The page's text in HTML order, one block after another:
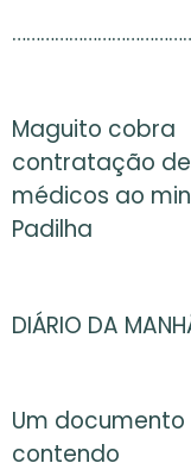
Maguito cobra
contratação de
médicos ao
Padilha
DIÁRIO DA
Um documento
contendo